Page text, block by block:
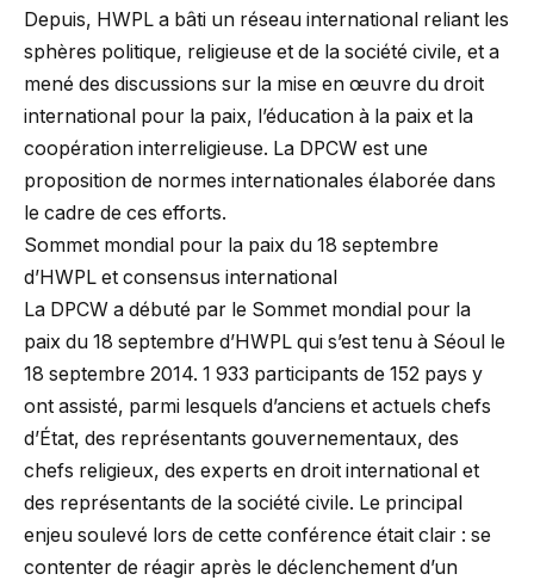
Depuis, HWPL a bâti un réseau international reliant les
sphères politique, religieuse et de la société civile, et a
mené des discussions sur la mise en œuvre du droit
international pour la paix, l’éducation à la paix et la
coopération interreligieuse. La DPCW est une
proposition de normes internationales élaborée dans
le cadre de ces efforts.
Sommet mondial pour la paix du 18 septembre
d’HWPL et consensus international
La DPCW a débuté par le Sommet mondial pour la
paix du 18 septembre d’HWPL qui s’est tenu à Séoul le
18 septembre 2014. 1 933 participants de 152 pays y
ont assisté, parmi lesquels d’anciens et actuels chefs
d’État, des représentants gouvernementaux, des
chefs religieux, des experts en droit international et
des représentants de la société civile. Le principal
enjeu soulevé lors de cette conférence était clair : se
contenter de réagir après le déclenchement d’un